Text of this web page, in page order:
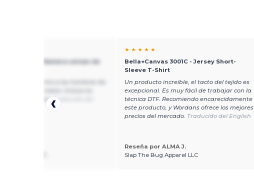
3001 - Remera unisex de
los más altos.Traducido del
★ ★ ★ ★ ★
Bella+Canvas 3001C - Jersey Short-
Sleeve T-Shirt
Un producto increíble, el tacto del tejido es
excepcional. Es muy fácil de trabajar con la
técnica DTF. Recomiendo encarecidamente
este producto, y Wordans ofrece los mejores
precios del mercado. Traducido del English
Reseña por ALMA J.
Slap The Bug Apparel LLC